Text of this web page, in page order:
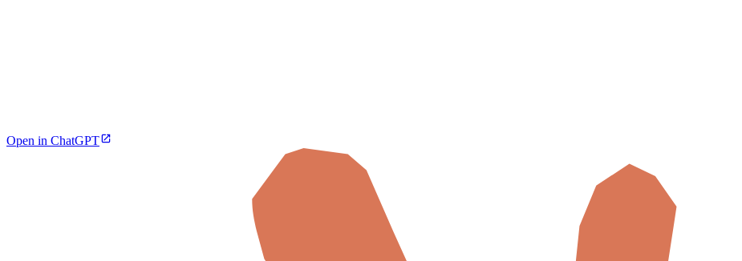
Open in ChatGPT